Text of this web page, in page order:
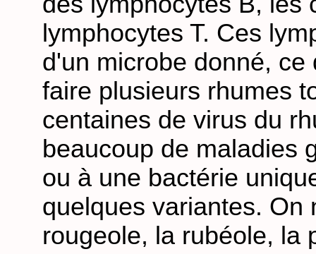
lymphocytes T. Ces
d'un microbe donné,
faire plusieurs rhumes
centaines de virus du
beaucoup de maladies
ou à une bactérie
quelques variantes. On
rougeole, la rubéole, la